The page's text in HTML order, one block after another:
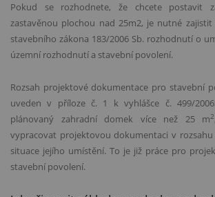
Pokud se rozhodnete, že chcete postavit
zastavěnou plochou nad 25m2, je nutné
stavebního zákona 183/2006 Sb. rozhodnutí o
územní rozhodnutí a stavební povolení.
Rozsah projektové dokumentace pro stavební
uveden v příloze č. 1 k vyhlášce č. 499/
plánovaný zahradní domek více než 25 m2
vypracovat projektovou dokumentaci v
situace jejího umístění. To je již práce pro
stavební povolení.